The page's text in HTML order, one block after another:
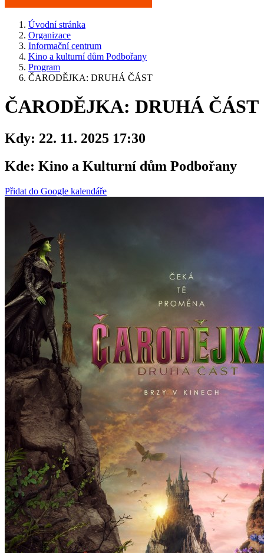
Úvodní stránka
Organizace
Informační centrum
Kino a kulturní dům Podbořany
Program
ČARODĚJKA: DRUHÁ ČÁST
ČARODĚJKA: DRUHÁ ČÁST
Kdy: 22. 11. 2025 17:30
Kde: Kino a Kulturní dům Podbořany
Přidat do Google kalendáře